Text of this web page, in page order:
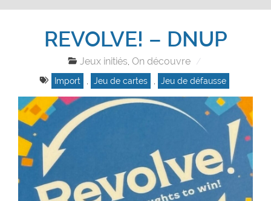
REVOLVE! – DNUP
Jeux initiés ,On découvre
Import Jeu de cartes Jeu de défausse